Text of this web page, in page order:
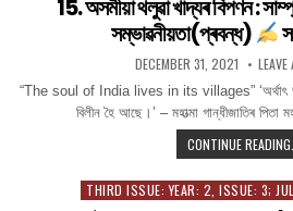
15. অসমীয়া থলুৱা খাদ্যৰ বিপণন :
সম্ভাৱনীয়তা(প্ৰবন্ধ)
PUBLISHED
DATE:
DECEMBER 31, 2021
“The soul of India lives in its villages” ‘অৰ্থাৎ
বিলীন হৈ আছে।’ – মহাত্মা গান্ধীজাতিৰ পিতা
CONTINUE READING...
Posted
THIRD ISSUE: YEAR: 2, ISSUE: 3;